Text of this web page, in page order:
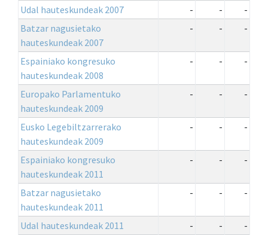
Udal hauteskundeak 2007 - -
-
Batzar nagusietako
hauteskundeak 2007
- - -
Espainiako kongresuko
hauteskundeak 2008
- - -
Europako Parlamentuko
hauteskundeak 2009
- - -
Eusko Legebiltzarrerako
hauteskundeak 2009
- - -
Espainiako kongresuko
hauteskundeak 2011
- - -
Batzar nagusietako
hauteskundeak 2011
- - -
Udal hauteskundeak 2011 - -
-